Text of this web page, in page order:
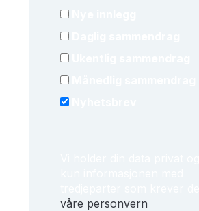
Nye innlegg
Daglig sammendrag
Ukentlig sammendrag
Månedlig sammendrag
Nyhetsbrev
våre personvern